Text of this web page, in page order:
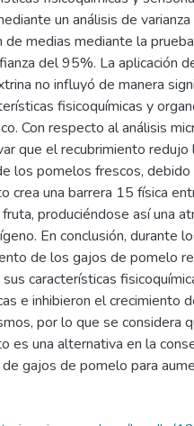
un análisis de
de medias mediante la
del 95%. La aplicación
no influyó de manera
fisicoquímicas y
Con respecto al análisis
que el recubrimiento redujo
los pomelos frescos,
crea una barrera 15 física
produciéndose así una
En conclusión, durante
de los gajos de pomelo
características
e inhibieron el crecimiento
por lo que se considera
es una alternativa en la
gajos de pomelo para